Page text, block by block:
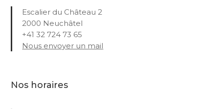
Escalier du Château 2
2000 Neuchâtel
+41 32 724 73 65
Nous envoyer un mail
Nos horaires